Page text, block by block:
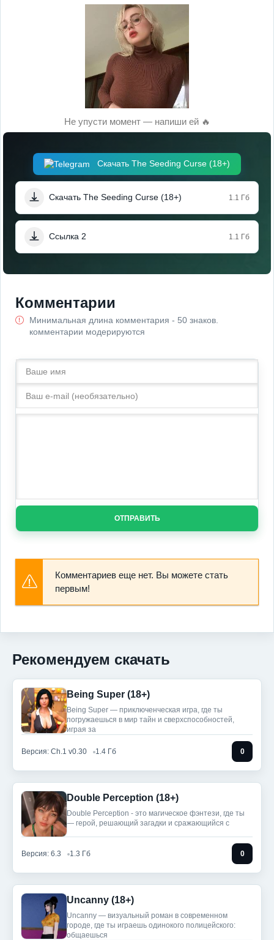
Не упусти момент — напиши ей 🔥
Скачать The Seeding Curse (18+)
Скачать The Seeding Curse (18+) 1.1 Гб
Ссылка 2 1.1 Гб
Комментарии
Минимальная длина комментария - 50 знаков.
комментарии модерируются
ОТПРАВИТЬ
Комментариев еще нет. Вы можете стать
первым!
Рекомендуем скачать
Being Super (18+)
Being Super — приключенческая игра, где ты
погружаешься в мир тайн и сверхспособностей,
играя за
Версия: Ch.1 v0.30 1.4 Гб 0
Double Perception (18+)
Double Perception - это магическое фэнтези, где ты
— герой, решающий загадки и сражающийся с
Версия: 6.3 1.3 Гб 0
Uncanny (18+)
Uncanny — визуальный роман в современном
городе, где ты играешь одинокого полицейского:
общаешься